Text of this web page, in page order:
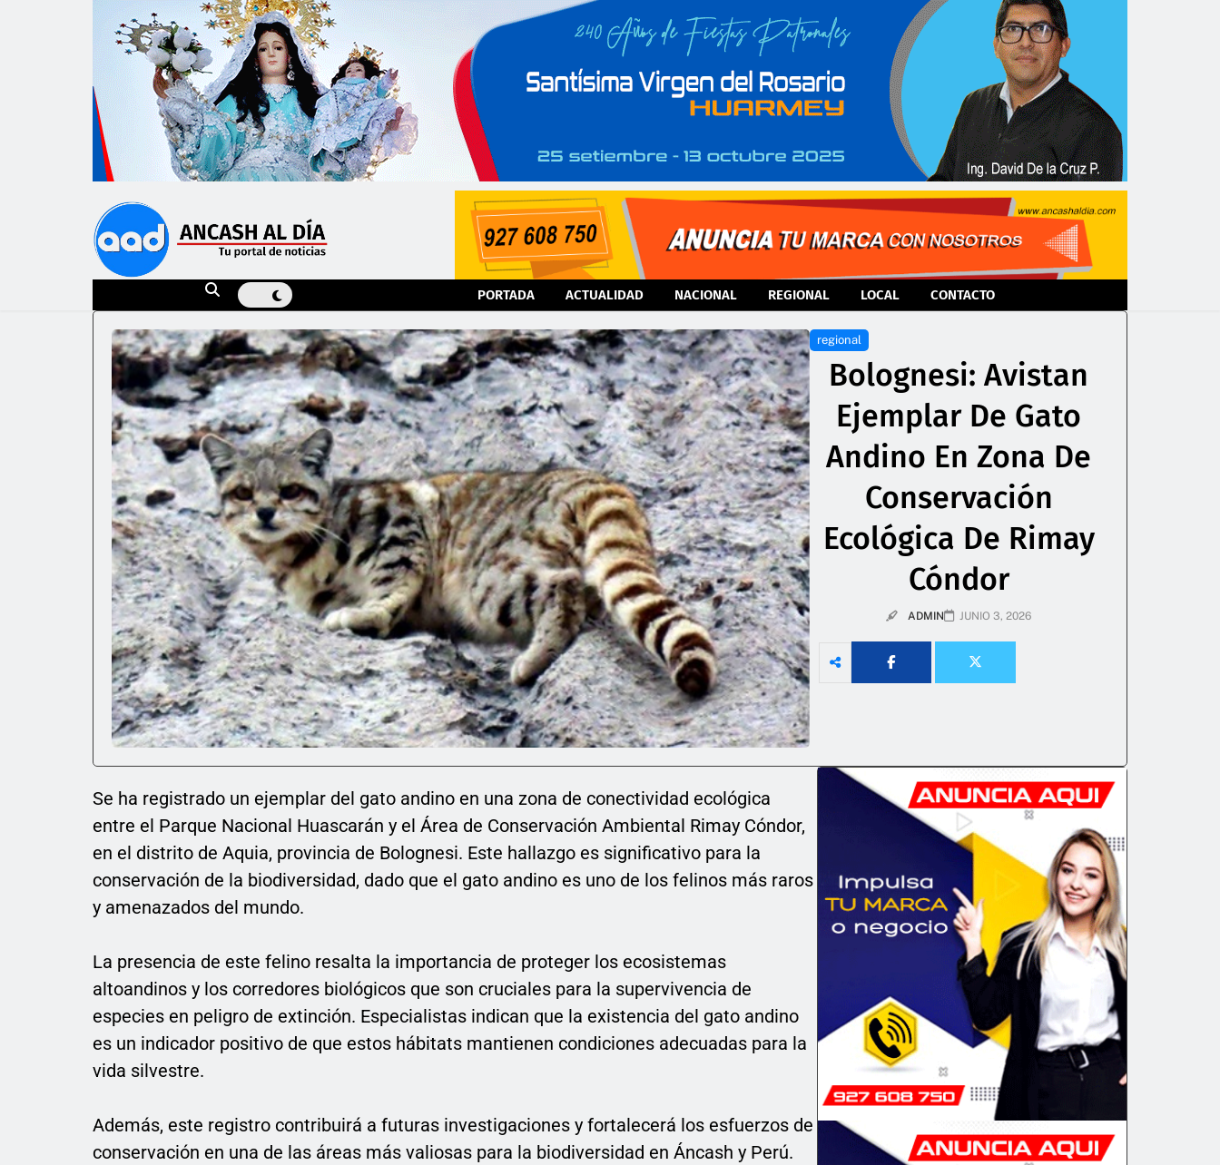
PORTADA ACTUALIDAD NACIONAL REGIONAL LOCAL CONTACTO
regional
Bolognesi: Avistan
Ejemplar De Gato
Andino En Zona De
Conservación
Ecológica De Rimay
Cóndor
ADMIN JUNIO 3, 2026
Se ha registrado un ejemplar del gato andino en una zona de conectividad ecológica
entre el Parque Nacional Huascarán y el Área de Conservación Ambiental Rimay Cóndor,
en el distrito de Aquia, provincia de Bolognesi. Este hallazgo es significativo para la
conservación de la biodiversidad, dado que el gato andino es uno de los felinos más raros
y amenazados del mundo.
La presencia de este felino resalta la importancia de proteger los ecosistemas
altoandinos y los corredores biológicos que son cruciales para la supervivencia de
especies en peligro de extinción. Especialistas indican que la existencia del gato andino
es un indicador positivo de que estos hábitats mantienen condiciones adecuadas para la
vida silvestre.
Además, este registro contribuirá a futuras investigaciones y fortalecerá los esfuerzos de
conservación en una de las áreas más valiosas para la biodiversidad en Áncash y Perú.